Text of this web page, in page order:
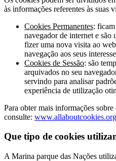
às informações referentes às suas
Cookies Permanentes:
navegador de internet e
fizer uma nova visita ao
navegação aos seus
Cookies de Sessão: são
arquivados no seu
servindo para analisar
experiência de utilização
Para obter mais informações
consulte: www.allaboutcookies.org
Que tipo de cookies
A Marina parque das Nações